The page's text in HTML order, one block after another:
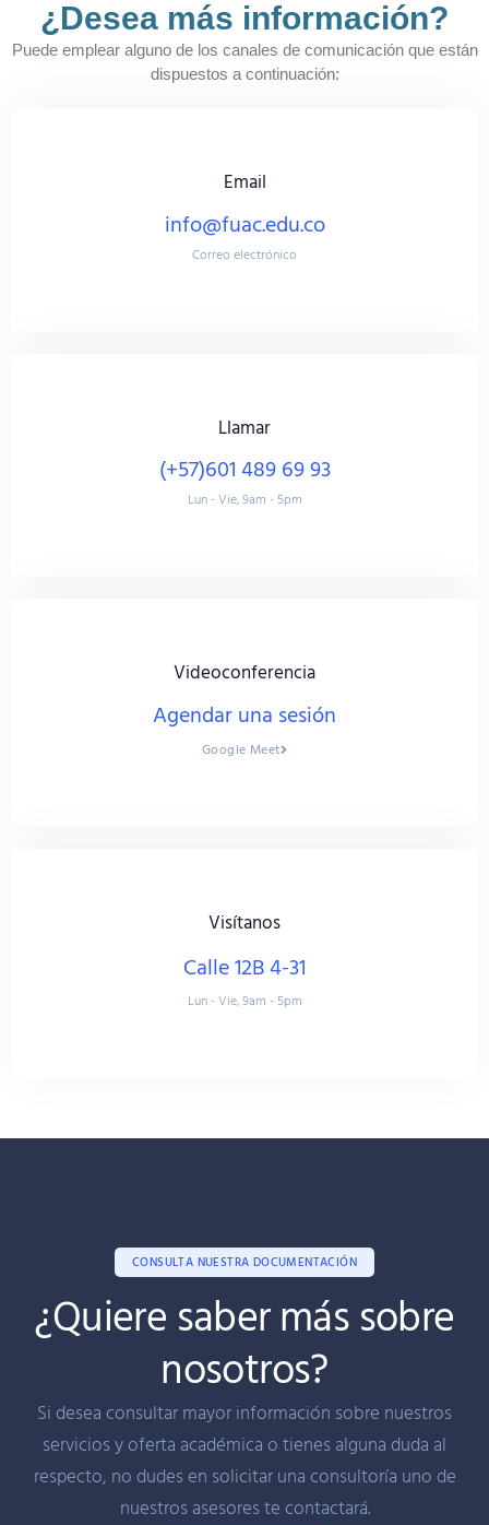
¿Desea más información?​
Puede emplear alguno de los canales de comunicación que están
dispuestos a continuación:
Email
info@fuac.edu.co
Correo electrónico
Llamar
(+57)601 489 69 93
Lun - Vie, 9am - 5pm
Videoconferencia
Agendar una sesión
Google Meet
Visítanos
Calle 12B 4-31
Lun - Vie, 9am - 5pm
CONSULTA NUESTRA DOCUMENTACIÓN
¿Quiere saber más sobre
nosotros?
Si desea consultar mayor información sobre nuestros
servicios y oferta académica o tienes alguna duda al
respecto, no dudes en solicitar una consultoría uno de
nuestros asesores te contactará.